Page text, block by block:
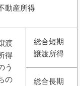
動産所得
渡
得
う
の
総合短期
譲渡所得
総合長期